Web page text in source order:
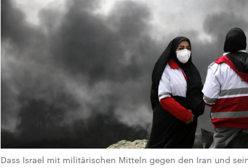
Dass Israel mit militärischen Mitteln gegen den Iran und